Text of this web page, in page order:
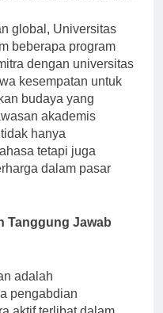
global, Universitas
beberapa program
dengan universitas
kesempatan untuk
budaya yang
akademis
hanya
tetapi juga
dalam pasar
Tanggung Jawab
adalah
pengabdian